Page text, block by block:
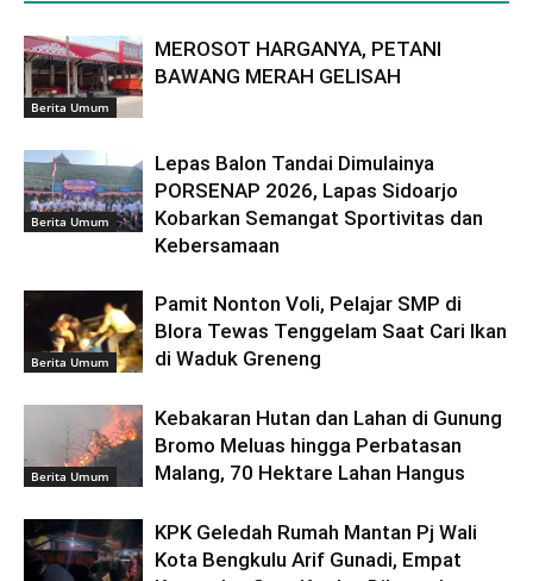
Berita Umum
MEROSOT HARGANYA, PETANI
BAWANG MERAH GELISAH
Berita Umum
Lepas Balon Tandai Dimulainya
PORSENAP 2026, Lapas Sidoarjo
Kobarkan Semangat Sportivitas dan
Kebersamaan
Berita Umum
Pamit Nonton Voli, Pelajar SMP di
Blora Tewas Tenggelam Saat Cari Ikan
di Waduk Greneng
Berita Umum
Kebakaran Hutan dan Lahan di Gunung
Bromo Meluas hingga Perbatasan
Malang, 70 Hektare Lahan Hangus
KPK Geledah Rumah Mantan Pj Wali
Kota Bengkulu Arif Gunadi, Empat